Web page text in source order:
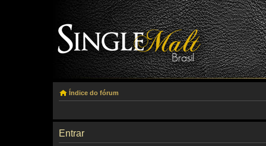
Índice do fórum
Entrar